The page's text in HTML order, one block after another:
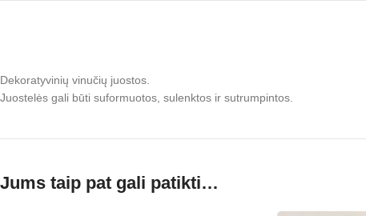
Dekoratyvinių vinučių juostos.
Juostelės gali būti suformuotos, sulenktos ir sutrumpintos.
Jums taip pat gali patikti…